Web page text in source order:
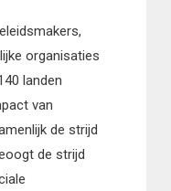
organisaties
landen
van
de strijd
de strijd